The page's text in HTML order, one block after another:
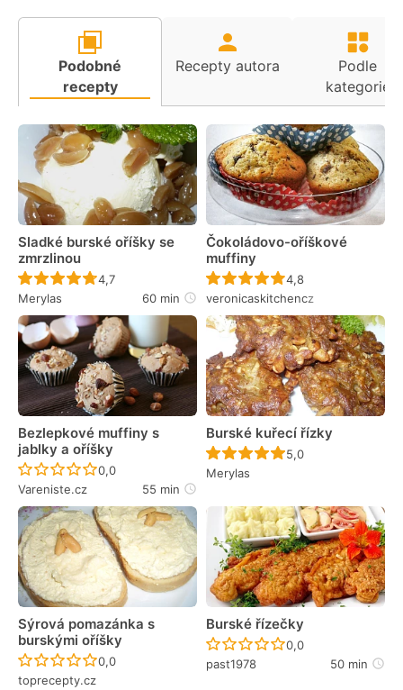
Podobné
recepty
Recepty autora
Podle
kategorie
Sladké burské oříšky se
zmrzlinou
Recept ještě nebyl hodnocen
4,7
Merylas
60 min
Čokoládovo-oříškové
muffiny
Recept ještě nebyl
4,8
veronicaskitchencz
Bezlepkové muffiny s
jablky a oříšky
Recept ještě nebyl hodnocen
0,0
Vareniste.cz
55 min
Burské kuřecí řízky
Recept ještě nebyl
5,0
Merylas
Sýrová pomazánka s
burskými oříšky
Recept ještě nebyl hodnocen
0,0
toprecepty.cz
Burské řízečky
Recept ještě nebyl
0,0
past1978
50 min